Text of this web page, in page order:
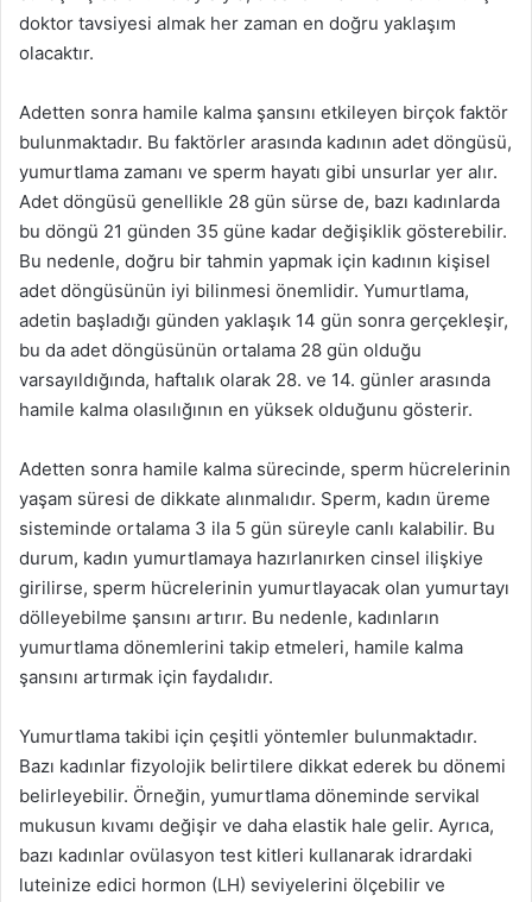
doktor tavsiyesi almak her zaman en doğru yaklaşım
olacaktır.
Adetten sonra hamile kalma şansını etkileyen birçok faktör
bulunmaktadır. Bu faktörler arasında kadının adet döngüsü,
yumurtlama zamanı ve sperm hayatı gibi unsurlar yer alır.
Adet döngüsü genellikle 28 gün sürse de, bazı kadınlarda
bu döngü 21 günden 35 güne kadar değişiklik gösterebilir.
Bu nedenle, doğru bir tahmin yapmak için kadının kişisel
adet döngüsünün iyi bilinmesi önemlidir. Yumurtlama,
adetin başladığı günden yaklaşık 14 gün sonra gerçekleşir,
bu da adet döngüsünün ortalama 28 gün olduğu
varsayıldığında, haftalık olarak 28. ve 14. günler arasında
hamile kalma olasılığının en yüksek olduğunu gösterir.
Adetten sonra hamile kalma sürecinde, sperm hücrelerinin
yaşam süresi de dikkate alınmalıdır. Sperm, kadın üreme
sisteminde ortalama 3 ila 5 gün süreyle canlı kalabilir. Bu
durum, kadın yumurtlamaya hazırlanırken cinsel ilişkiye
girilirse, sperm hücrelerinin yumurtlayacak olan yumurtayı
dölleyebilme şansını artırır. Bu nedenle, kadınların
yumurtlama dönemlerini takip etmeleri, hamile kalma
şansını artırmak için faydalıdır.
Yumurtlama takibi için çeşitli yöntemler bulunmaktadır.
Bazı kadınlar fizyolojik belirtilere dikkat ederek bu dönemi
belirleyebilir. Örneğin, yumurtlama döneminde servikal
mukusun kıvamı değişir ve daha elastik hale gelir. Ayrıca,
bazı kadınlar ovülasyon test kitleri kullanarak idrardaki
luteinize edici hormon (LH) seviyelerini ölçebilir ve